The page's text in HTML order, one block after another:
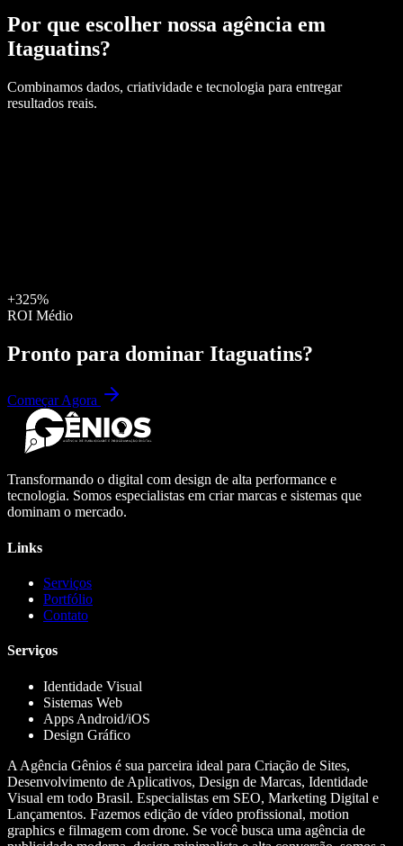
Por que escolher nossa agência em
Itaguatins?
Combinamos dados, criatividade e tecnologia para entregar
resultados reais.
+325%
ROI Médio
Pronto para dominar Itaguatins?
Começar Agora
Transformando o digital com design de alta performance e
tecnologia. Somos especialistas em criar marcas e sistemas que
dominam o mercado.
Links
Serviços
Portfólio
Contato
Serviços
Identidade Visual
Sistemas Web
Apps Android/iOS
Design Gráfico
A Agência Gênios é sua parceira ideal para Criação de Sites,
Desenvolvimento de Aplicativos, Design de Marcas, Identidade
Visual em todo Brasil. Especialistas em SEO, Marketing Digital e
Lançamentos. Fazemos edição de vídeo profissional, motion
graphics e filmagem com drone. Se você busca uma agência de